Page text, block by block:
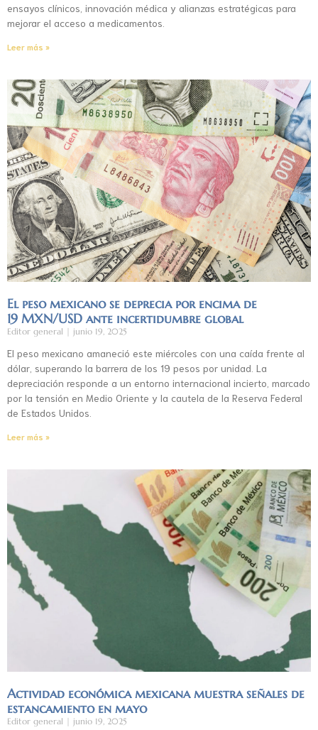
ensayos clínicos, innovación médica y alianzas estratégicas para
mejorar el acceso a medicamentos.
Leer más »
El peso mexicano se deprecia por encima de
19 MXN/USD ante incertidumbre global
Editor general junio 19, 2025
El peso mexicano amaneció este miércoles con una caída frente al
dólar, superando la barrera de los 19 pesos por unidad. La
depreciación responde a un entorno internacional incierto, marcado
por la tensión en Medio Oriente y la cautela de la Reserva Federal
de Estados Unidos.
Leer más »
Actividad económica mexicana muestra señales de
estancamiento en mayo
Editor general junio 19, 2025